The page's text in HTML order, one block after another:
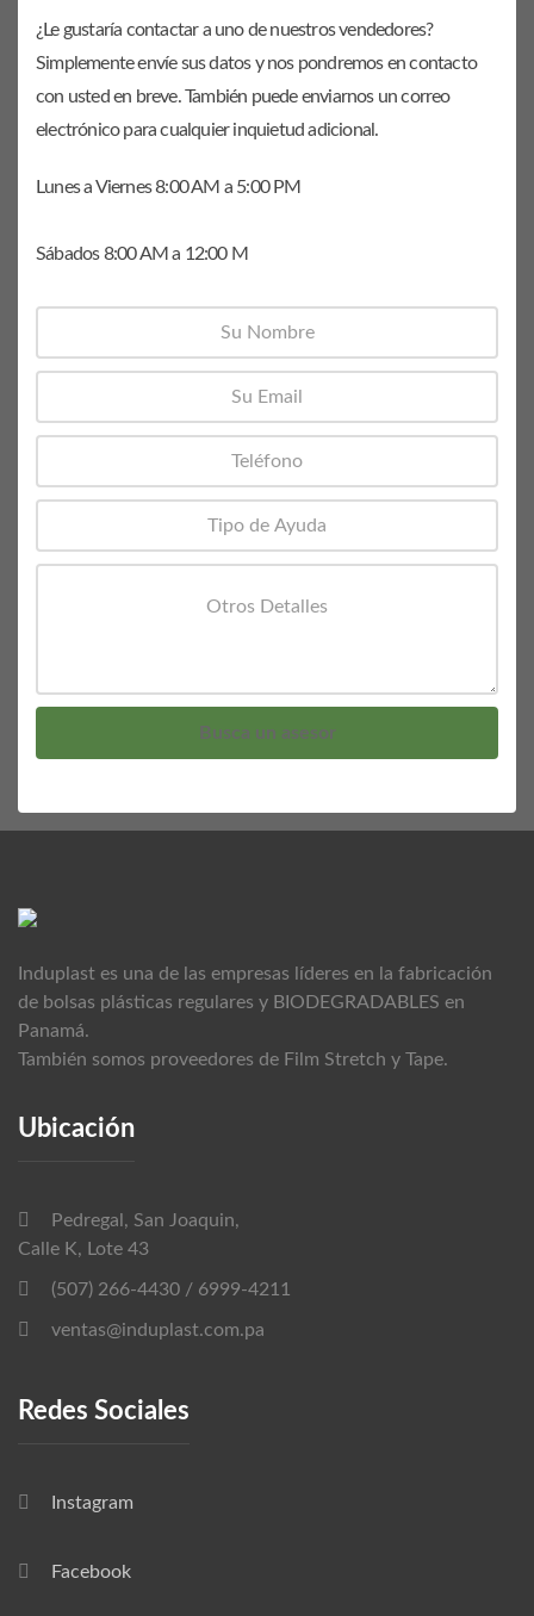
¿Le gustaría contactar a uno de nuestros vendedores?
Simplemente envíe sus datos y nos pondremos en contacto
con usted en breve. También puede enviarnos un correo
electrónico para cualquier inquietud adicional.
Lunes a Viernes 8:00 AM a 5:00 PM
Sábados 8:00 AM a 12:00 M
Induplast es una de las empresas líderes en la fabricación
de bolsas plásticas regulares y BIODEGRADABLES en
Panamá.
También somos proveedores de Film Stretch y Tape.
Ubicación
Pedregal, San Joaquin,
Calle K, Lote 43
(507) 266-4430 / 6999-4211
ventas@induplast.com.pa
Redes Sociales
Instagram
Facebook